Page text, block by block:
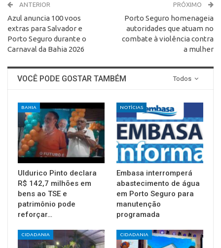
ANTERIOR
Azul anuncia 100 voos
extras para Salvador e
Porto Seguro durante o
Carnaval da Bahia 2026
PRÓXIMO
Porto Seguro homenageia
autoridades que atuam no
combate à violência contra
a mulher
Todos
VOCÊ PODE GOSTAR TAMBÉM
BAHIA
Uldurico Pinto declara
R$ 142,7 milhões em
bens ao TSE e
patrimônio pode
reforçar…
NOTÍCIAS
Embasa interromperá
abastecimento de água
em Porto Seguro para
manutenção
programada
CIDADANIA CIDADANIA